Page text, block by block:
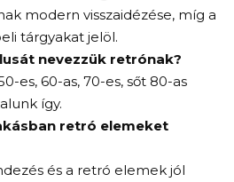
modern visszaidézése, míg a
tárgyakat jelöl.
nevezzük retrónak?
es, 60-as, 70-es, sőt 80-as
így.
retró elemeket
és a retró elemek jól